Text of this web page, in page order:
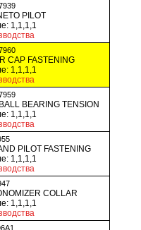
PILOT
1,1,1,1
CAP FASTENING
1,1,1,1
BEARING TENSION
1,1,1,1
PILOT FASTENING
1,1,1,1
COLLAR
1,1,1,1